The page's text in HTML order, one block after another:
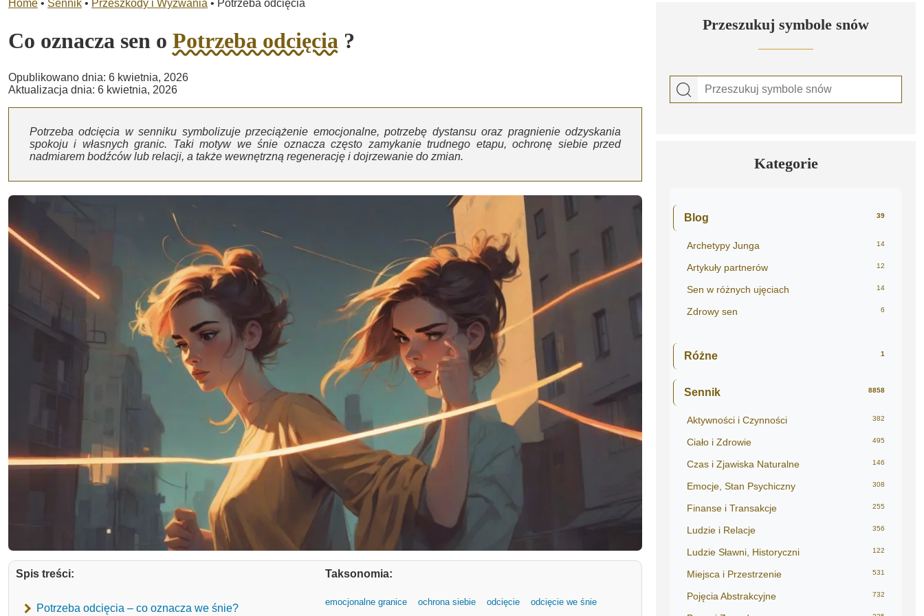
Home • Sennik • Przeszkody i Wyzwania • Potrzeba odcięcia
Co oznacza sen o Potrzeba odcięcia ?
Opublikowano dnia: 6 kwietnia, 2026
Aktualizacja dnia: 6 kwietnia, 2026
Potrzeba odcięcia w senniku symbolizuje przeciążenie emocjonalne, potrzebę dystansu oraz pragnienie odzyskania
spokoju i własnych granic. Taki motyw we śnie oznacza często zamykanie trudnego etapu, ochronę siebie przed
nadmiarem bodźców lub relacji, a także wewnętrzną regenerację i dojrzewanie do zmian.
Spis treści:
Potrzeba odcięcia – co oznacza we śnie?
Taksonomia:
emocjonalne granice ochrona siebie odcięcie
odcięcie we śnie
Przeszukuj symbole snów
Kategorie
Blog 39
Archetypy Junga 14
Artykuły partnerów 12
Sen w różnych ujęciach 14
Zdrowy sen 6
Różne 1
Sennik 8858
Aktywności i Czynności 382
Ciało i Zdrowie 495
Czas i Zjawiska Naturalne 146
Emocje, Stan Psychiczny 308
Finanse i Transakcje 255
Ludzie i Relacje 356
Ludzie Sławni, Historyczni 122
Miejsca i Przestrzenie 531
Pojęcia Abstrakcyjne 732